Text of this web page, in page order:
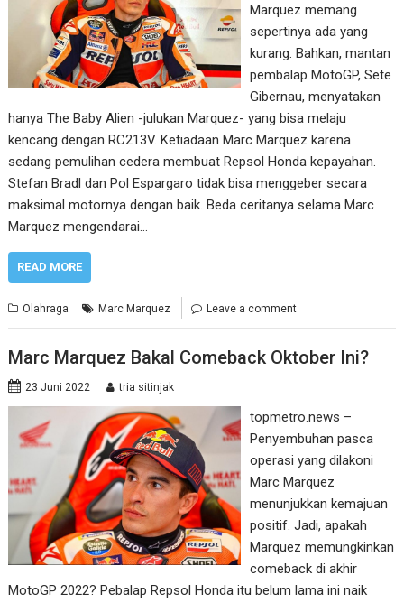
Marquez memang
sepertinya ada yang
kurang. Bahkan, mantan
pembalap MotoGP, Sete
Gibernau, menyatakan
hanya The Baby Alien -julukan Marquez- yang bisa melaju
kencang dengan RC213V. Ketiadaan Marc Marquez karena
sedang pemulihan cedera membuat Repsol Honda kepayahan.
Stefan Bradl dan Pol Espargaro tidak bisa menggeber secara
maksimal motornya dengan baik. Beda ceritanya selama Marc
Marquez mengendarai…
READ MORE
Olahraga Marc Marquez Leave a comment
Marc Marquez Bakal Comeback Oktober Ini?
23 Juni 2022 tria sitinjak
topmetro.news –
Penyembuhan pasca
operasi yang dilakoni
Marc Marquez
menunjukkan kemajuan
positif. Jadi, apakah
Marquez memungkinkan
comeback di akhir
MotoGP 2022? Pebalap Repsol Honda itu belum lama ini naik